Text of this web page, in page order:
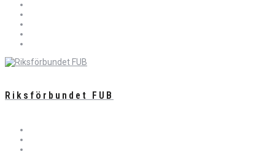
Riksförbundet FUB